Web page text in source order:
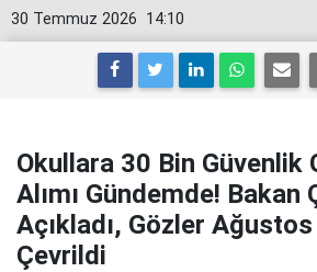
14:10
30 Temmuz 2026
Okullara 30 Bin Güvenlik
Alımı Gündemde!
Açıkladı, Gözler Ağustos
Çevrildi